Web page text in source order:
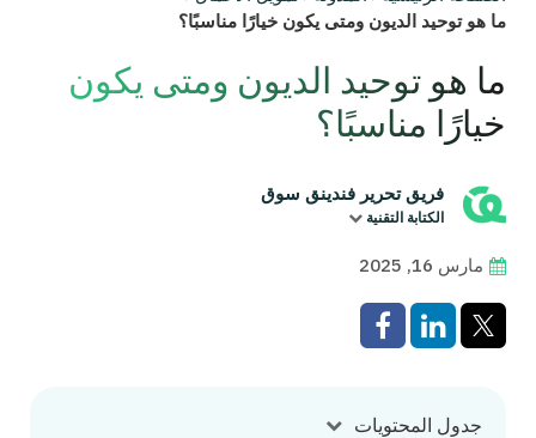
ما هو توحيد الديون ومتى يكون خيارًا مناسبًا؟
ما هو توحيد الديون ومتى يكون
خيارًا مناسبًا؟
فريق تحرير فندينق سوق
الكتابة التقنية
مارس 16, 2025
جدول المحتويات